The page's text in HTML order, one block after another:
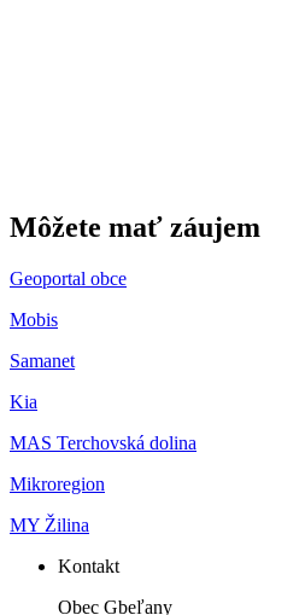
Môžete mať záujem
Geoportal obce
Mobis
Samanet
Kia
MAS Terchovská dolina
Mikroregion
MY Žilina
Kontakt
Obec Gbeľany